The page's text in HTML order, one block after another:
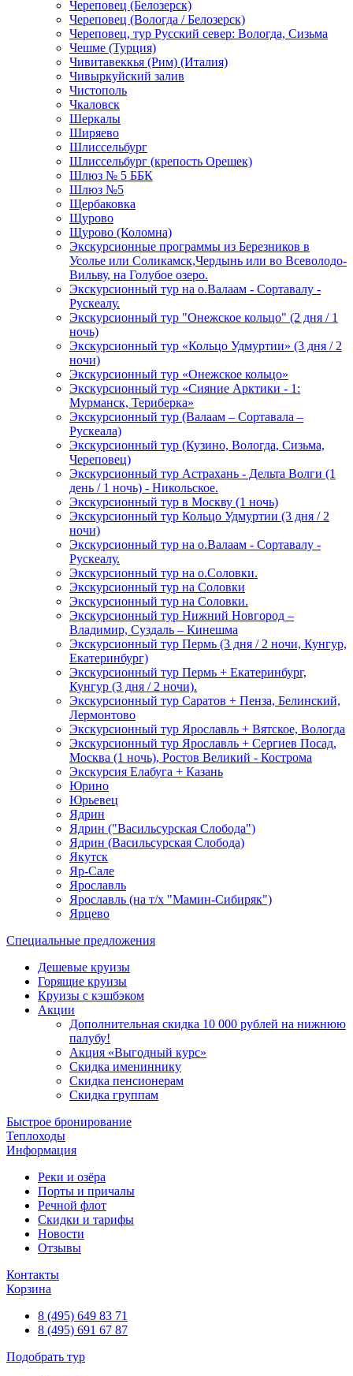
Череповец (Белозерск)
Череповец (Вологда / Белозерск)
Череповец, тур Русский север: Вологда, Сизьма
Чешме (Турция)
Чивитавеккья (Рим) (Италия)
Чивыркуйский залив
Чистополь
Чкаловск
Шеркалы
Ширяево
Шлиссельбург
Шлиссельбург (крепость Орешек)
Шлюз № 5 ББК
Шлюз №5
Щербаковка
Щурово
Щурово (Коломна)
Экскурсионные программы из Березников в
Усолье или Соликамск,Чердынь или во Всеволодо-
Вильву, на Голубое озеро.
Экскурсионный тур на о.Валаам - Сортавалу -
Рускеалу.
Экскурсионный тур "Онежское кольцо" (2 дня / 1
ночь)
Экскурсионный тур «Кольцо Удмуртии» (3 дня / 2
ночи)
Экскурсионный тур «Онежское кольцо»
Экскурсионный тур «Сияние Арктики - 1:
Мурманск, Териберка»
Экскурсионный тур (Валаам – Сортавала –
Рускеала)
Экскурсионный тур (Кузино, Вологда, Сизьма,
Череповец)
Экскурсионный тур Астрахань - Дельта Волги (1
день / 1 ночь) - Никольское.
Экскурсионный тур в Москву (1 ночь)
Экскурсионный тур Кольцо Удмуртии (3 дня / 2
ночи)
Экскурсионный тур на о.Валаам - Сортавалу -
Рускеалу.
Экскурсионный тур на о.Соловки.
Экскурсионный тур на Соловки
Экскурсионный тур на Соловки.
Экскурсионный тур Нижний Новгород –
Владимир, Суздаль – Кинешма
Экскурсионный тур Пермь (3 дня / 2 ночи, Кунгур,
Екатеринбург)
Экскурсионный тур Пермь + Екатеринбург,
Кунгур (3 дня / 2 ночи).
Экскурсионный тур Саратов + Пенза, Белинский,
Лермонтово
Экскурсионный тур Ярославль + Вятское, Вологда
Экскурсионный тур Ярославль + Сергиев Посад,
Москва (1 ночь), Ростов Великий - Кострома
Экскурсия Елабуга + Казань
Юрино
Юрьевец
Ядрин
Ядрин ("Васильсурская Слобода")
Ядрин (Васильсурская Слобода)
Якутск
Яр-Сале
Ярославль
Ярославль (на т/х "Мамин-Сибиряк")
Ярцево
Специальные предложения
Дешевые круизы
Горящие круизы
Круизы с кэшбэком
Акции
Дополнительная скидка 10 000 рублей на нижнюю
палубу!
Акция «Выгодный курс»
Скидка имениннику
Скидка пенсионерам
Скидка группам
Быстрое бронирование
Теплоходы
Информация
Реки и озёра
Порты и причалы
Речной флот
Скидки и тарифы
Новости
Отзывы
Контакты
Корзина
8 (495) 649 83 71
8 (495) 691 67 87
Подобрать тур